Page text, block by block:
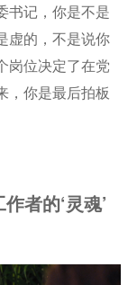
书记，你是不是
虚的，不是说你
岗位决定了在党
，你是最后拍板
者的‘灵魂’